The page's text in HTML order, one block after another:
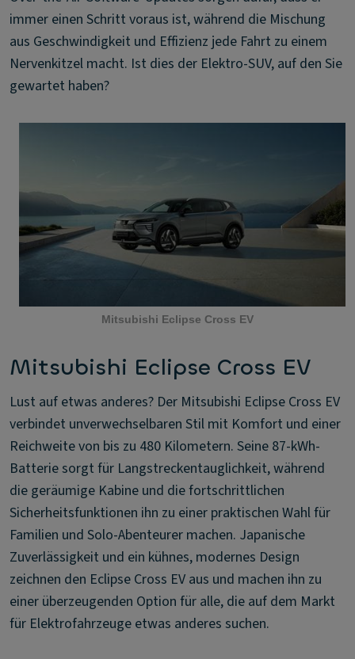
immer einen Schritt voraus ist, während die Mischung
aus Geschwindigkeit und Effizienz jede Fahrt zu einem
Nervenkitzel macht. Ist dies der Elektro-SUV, auf den Sie
gewartet haben?
Mitsubishi Eclipse Cross EV
Mitsubishi Eclipse Cross EV
Lust auf etwas anderes? Der Mitsubishi Eclipse Cross EV
verbindet unverwechselbaren Stil mit Komfort und einer
Reichweite von bis zu 480 Kilometern. Seine 87-kWh-
Batterie sorgt für Langstreckentauglichkeit, während
die geräumige Kabine und die fortschrittlichen
Sicherheitsfunktionen ihn zu einer praktischen Wahl für
Familien und Solo-Abenteurer machen. Japanische
Zuverlässigkeit und ein kühnes, modernes Design
zeichnen den Eclipse Cross EV aus und machen ihn zu
einer überzeugenden Option für alle, die auf dem Markt
für Elektrofahrzeuge etwas anderes suchen.